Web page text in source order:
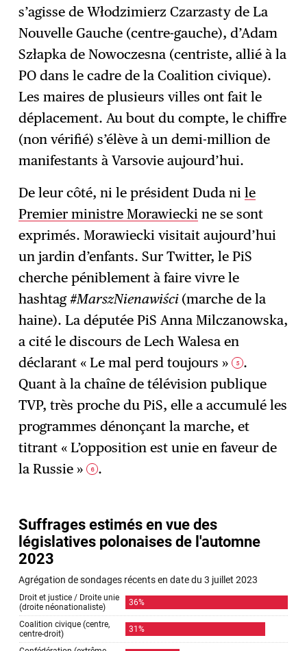
s’agisse de Włodzimierz Czarzasty de La
Nouvelle Gauche (centre-gauche), d’Adam
Szłapka de Nowoczesna (centriste, allié à la
PO dans le cadre de la Coalition civique).
Les maires de plusieurs villes ont fait le
déplacement. Au bout du compte, le chiffre
(non vérifié) s’élève à un demi-million de
manifestants à Varsovie aujourd’hui.
De leur côté, ni le président Duda nile
Premier ministre Morawiecki ne se sont
exprimés. Morawiecki visitait aujourd’hui
un jardin d’enfants. Sur Twitter, le PiS
cherche péniblement à faire vivre le
hashtag#MarszNienawiści (marche de la
haine). La députée PiS Anna Milczanowska,
a cité le discours de Lech Walesa en
déclarant « Le mal perd toujours » 5 .
Quant à la chaîne de télévision publique
TVP, très proche du PiS, elle a accumulé les
programmes dénonçant la marche, et
titrant « L’opposition est unie en faveur de
la Russie » 6 .